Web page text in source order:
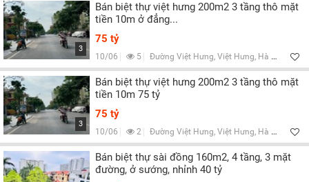
3
Bán biệt thự việt hưng 200m2 3 tầng thô mặt
tiền 10m ở đẳng...
75 tỷ
10/06 5 Đường Việt Hưng, Việt Hưng, Hà Nội
3
Bán biệt thự việt hưng 200m2 3 tầng thô mặt
tiền 10m 75 tỷ
75 tỷ
10/06 2 Đường Việt Hưng, Việt Hưng, Hà Nội
Bán biệt thự sài đồng 160m2, 4 tầng, 3 mặt
đường, ở sướng, nhỉnh 40 tỷ